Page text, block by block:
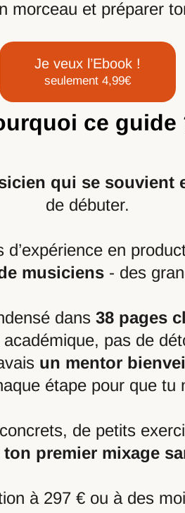
morceau et préparer
Je veux l’Ebook !
seulement 4,99€
ce guide
qui se souvient
de débuter.
d’expérience en
musiciens - des
dans 38 pages
pas de
un mentor
étape pour que tu
de petits
premier mixage
à 297 € ou à des